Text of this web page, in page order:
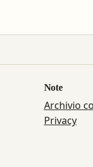
Note
Archivio
Privacy